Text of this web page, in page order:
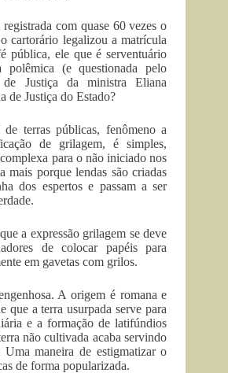
com quase 60 vezes o
cartorário legalizou a matrícula
pública, ele que é serventuário
(e questionada pelo
Justiça da ministra Eliana
de Justiça do Estado?
terras públicas, fenômeno a
de grilagem, é simples,
para o não iniciado nos
mais porque lendas são criadas
dos espertos e passam a ser
a expressão grilagem se deve
de colocar papéis para
em gavetas com grilos.
A origem é romana e
que a terra usurpada serve para
e a formação de latifúndios
não cultivada acaba servindo
maneira de estigmatizar o
de forma popularizada.